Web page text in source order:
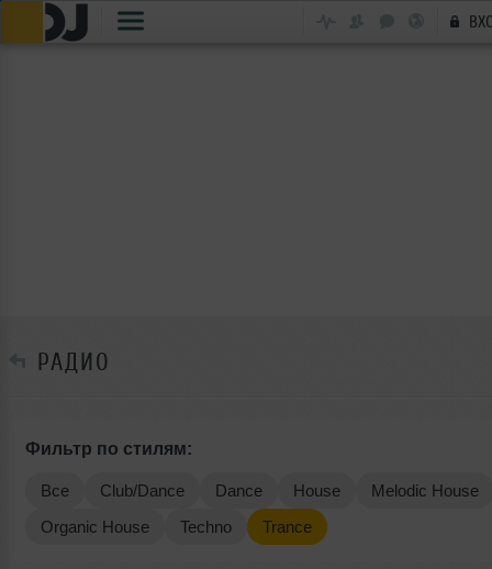
РАДИО
Фильтр по стилям:
Все Club/Dance Dance House
Melodic House
Organic House
Techno Trance